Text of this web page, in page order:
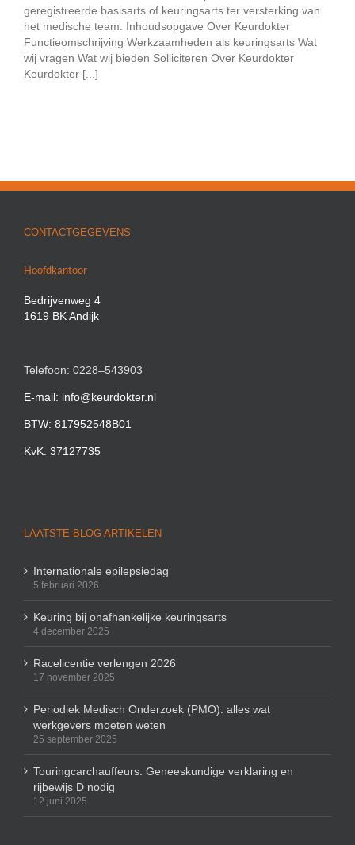
geregistreerde basisarts of keuringsarts ter versterking van
het medische team. Inhoudsopgave Over Keurdokter
Functieomschrijving Werkzaamheden als keuringsarts Wat
wij vragen Wat wij bieden Solliciteren Over Keurdokter
Keurdokter [...]
CONTACTGEGEVENS
Hoofdkantoor
Bedrijvenweg 4
1619 BK Andijk
Telefoon: 0228–543903
E-mail: info@keurdokter.nl
BTW: 817952548B01
KvK: 37127735
LAATSTE BLOG ARTIKELEN
Internationale epilepsiedag
5 februari 2026
Keuring bij onafhankelijke keuringsarts
4 december 2025
Racelicentie verlengen 2026
17 november 2025
Periodiek Medisch Onderzoek (PMO): alles wat
werkgevers moeten weten
25 september 2025
Touringcarchauffeurs: Geneeskundige verklaring en
rijbewijs D nodig
12 juni 2025